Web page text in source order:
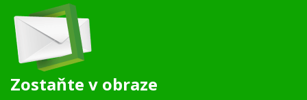
Zostaňte v obraze